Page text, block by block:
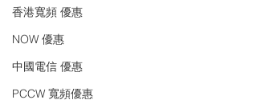
香港寬頻 優惠
NOW 優惠
中國電信 優惠
PCCW 寬頻優惠